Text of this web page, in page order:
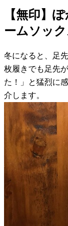
【無印】
ームソッ
冬になると、足
枚履きでも足先
た！」と猛烈に
介します。